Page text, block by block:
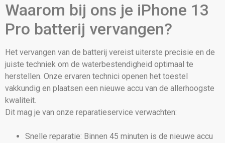
Waarom bij ons je iPhone 13
Pro batterij vervangen?
Het vervangen van de batterij vereist uiterste precisie en de
juiste techniek om de waterbestendigheid optimaal te
herstellen. Onze ervaren technici openen het toestel
vakkundig en plaatsen een nieuwe accu van de allerhoogste
kwaliteit.
Dit mag je van onze reparatieservice verwachten:
Snelle reparatie: Binnen 45 minuten is de nieuwe accu